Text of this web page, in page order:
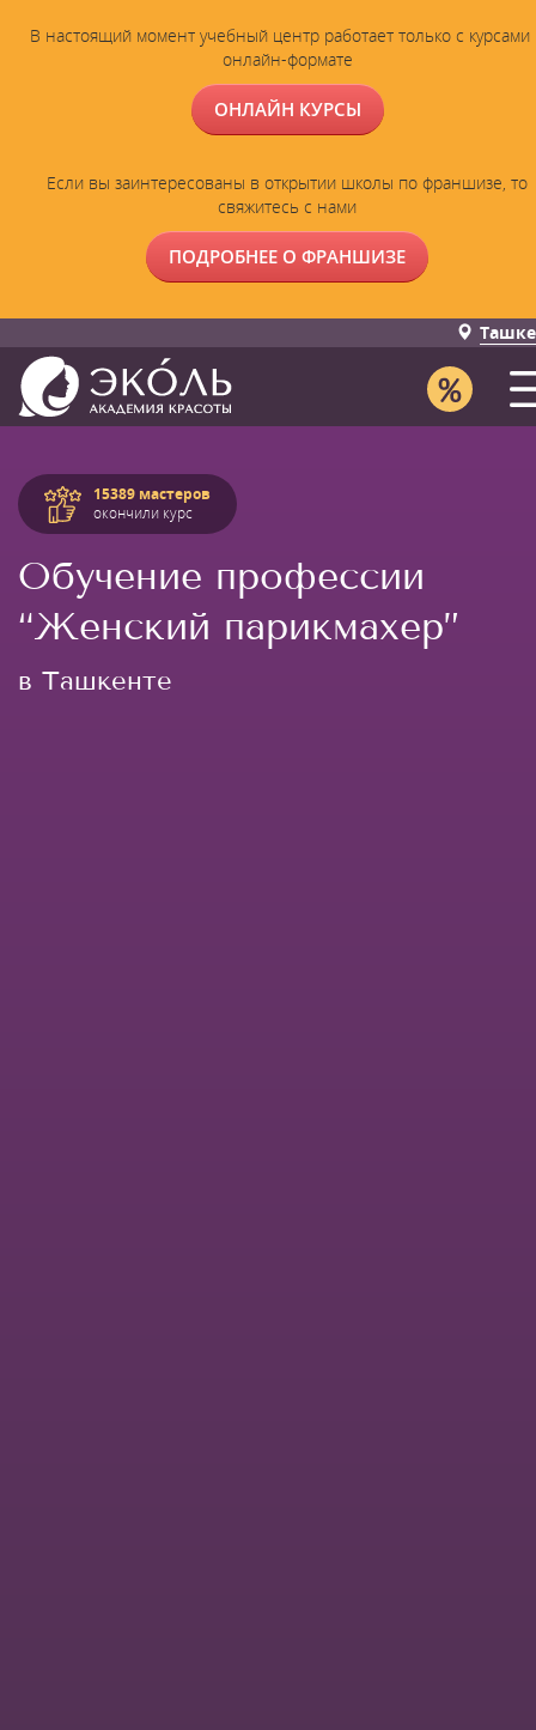
В настоящий момент учебный центр работает только с курсами
онлайн-формате
ОНЛАЙН КУРСЫ
Если вы заинтересованы в открытии школы по франшизе, то
свяжитесь с нами
ПОДРОБНЕЕ О ФРАНШИЗЕ
15389 мастеров
окончили курс
Обучение профессии
“Женский парикмахер”
в Ташкенте